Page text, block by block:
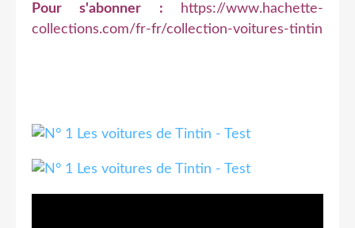
Pour s'abonner :
https://www.hachette-
collections.com/fr-fr/collection-voitures-tintin